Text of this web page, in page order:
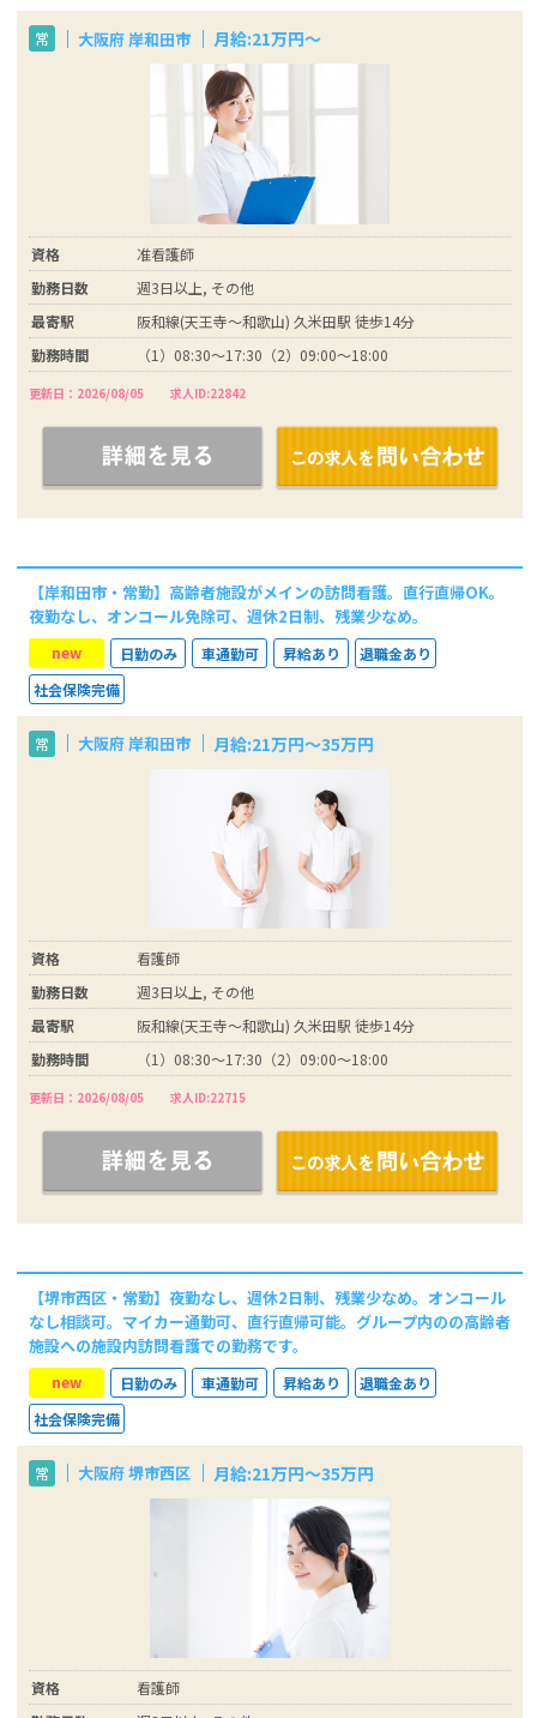
常 大阪府 岸和田市 月給:21万円～
資格
准看護師
勤務日数
週3日以上, その他
最寄駅
阪和線(天王寺～和歌山) 久米田駅 徒歩14分
勤務時間
（1）08:30～17:30（2）09:00～18:00
更新日：2026/08/05 求人ID:22842
【岸和田市・常勤】高齢者施設がメインの訪問看護。直行直帰OK。
夜勤なし、オンコール免除可、週休2日制、残業少なめ。
new 日勤のみ 車通勤可 昇給あり
退職金あり
社会保険完備
常 大阪府 岸和田市 月給:21万円～35万円
資格
看護師
勤務日数
週3日以上, その他
最寄駅
阪和線(天王寺～和歌山) 久米田駅 徒歩14分
勤務時間
（1）08:30～17:30（2）09:00～18:00
更新日：2026/08/05 求人ID:22715
【堺市西区・常勤】夜勤なし、週休2日制、残業少なめ。オンコール
なし相談可。マイカー通勤可、直行直帰可能。グループ内のの高齢者
施設への施設内訪問看護での勤務です。
new 日勤のみ 車通勤可 昇給あり
退職金あり
社会保険完備
常 大阪府 堺市西区 月給:21万円～35万円
資格
看護師